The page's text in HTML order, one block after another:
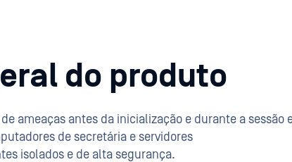
do produto
ameaças antes da inicialização e durante a sessão
de secretária e servidores
isolados e de alta segurança.